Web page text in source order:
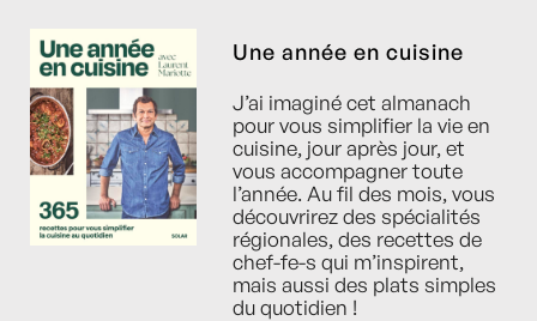
Une année en cuisine
J’ai imaginé cet almanach
pour vous simplifier la vie en
cuisine, jour après jour, et
vous accompagner toute
l’année. Au fil des mois, vous
découvrirez des spécialités
régionales, des recettes de
chef-fe-s qui m’inspirent,
mais aussi des plats simples
du quotidien !